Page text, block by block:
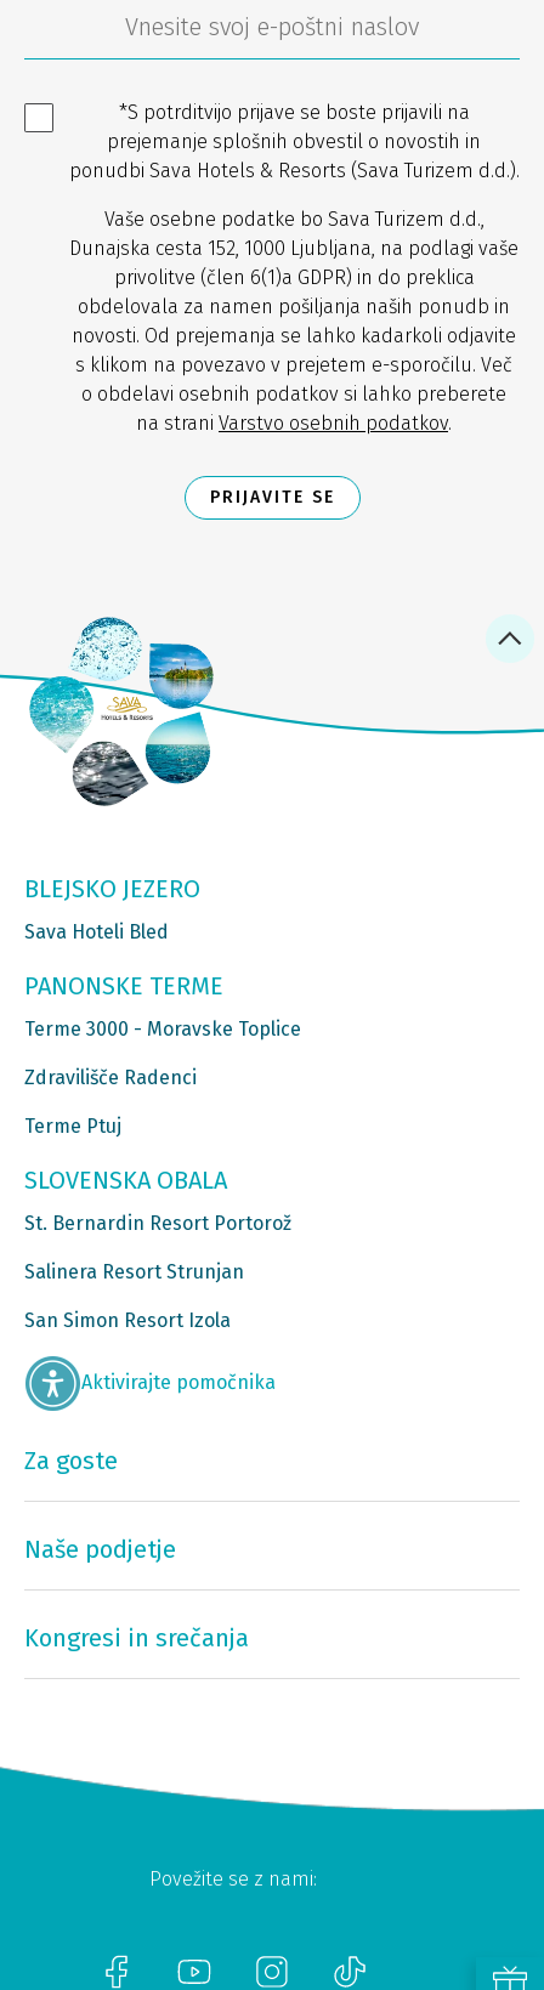
*S potrditvijo prijave se boste prijavili na
prejemanje splošnih obvestil o novostih in
ponudbi Sava Hotels & Resorts (Sava Turizem d.d.).
Vaše osebne podatke bo Sava Turizem d.d.,
Dunajska cesta 152, 1000 Ljubljana, na podlagi vaše
privolitve (člen 6(1)a GDPR) in do preklica
obdelovala za namen pošiljanja naših ponudb in
novosti. Od prejemanja se lahko kadarkoli odjavite
s klikom na povezavo v prejetem e-sporočilu. Več
o obdelavi osebnih podatkov si lahko preberete
na strani Varstvo osebnih podatkov.
PRIJAVITE SE
BLEJSKO JEZERO
Sava Hoteli Bled
PANONSKE TERME
Terme 3000 - Moravske Toplice
Zdravilišče Radenci
Terme Ptuj
SLOVENSKA OBALA
St. Bernardin Resort Portorož
Salinera Resort Strunjan
San Simon Resort Izola
Aktivirajte pomočnika
Za goste
Naše podjetje
Kongresi in srečanja
Povežite se z nami: